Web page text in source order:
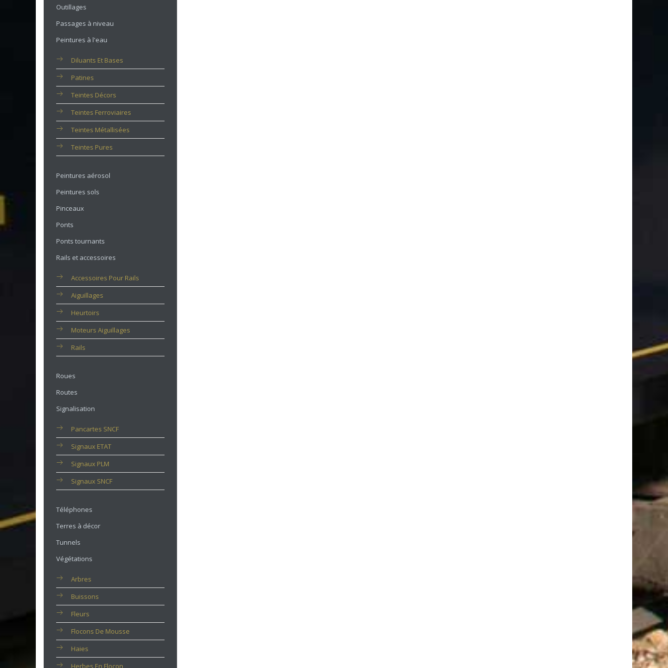
Outillages
Passages à niveau
Peintures à l'eau
Diluants Et Bases
Patines
Teintes Décors
Teintes Ferroviaires
Teintes Métallisées
Teintes Pures
Peintures aérosol
Peintures sols
Pinceaux
Ponts
Ponts tournants
Rails et accessoires
Accessoires Pour Rails
Aiguillages
Heurtoirs
Moteurs Aiguillages
Rails
Roues
Routes
Signalisation
Pancartes SNCF
Signaux ETAT
Signaux PLM
Signaux SNCF
Téléphones
Terres à décor
Tunnels
Végétations
Arbres
Buissons
Fleurs
Flocons De Mousse
Haies
Herbes En Flocon